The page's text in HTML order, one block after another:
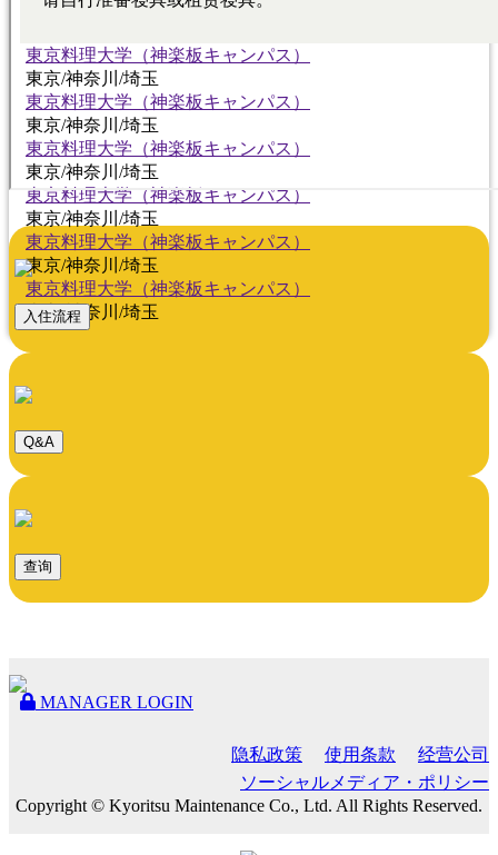
東京料理大学（神楽板キャンパス）
東京料理大学（神楽板キャンパス）
東京/神奈川/埼玉
東京料理大学（神楽板キャンパス）
東京/神奈川/埼玉
東京料理大学（神楽板キャンパス）
東京/神奈川/埼玉
東京料理大学（神楽板キャンパス）
東京/神奈川/埼玉
東京料理大学（神楽板キャンパス）
東京/神奈川/埼玉
東京料理大学（神楽板キャンパス）
東京/神奈川/埼玉
入住流程
Q&A
查询
MANAGER LOGIN
隐私政策 使用条款
经营公司
ソーシャルメディア・ポリシー
Copyright © Kyoritsu Maintenance Co., Ltd. All Rights Reserved.